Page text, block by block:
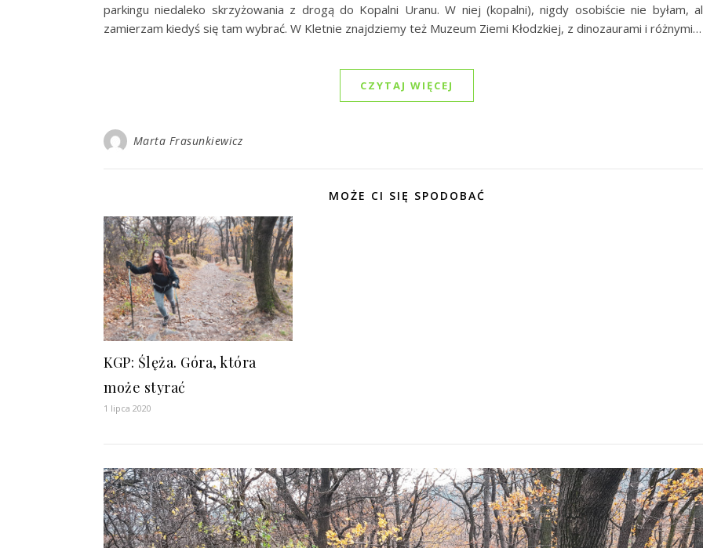
parkingu niedaleko skrzyżowania z drogą do Kopalni Uranu. W niej (kopalni), nigdy osobiście nie byłam,
zamierzam kiedyś się tam wybrać. W Kletnie znajdziemy też Muzeum Ziemi Kłodzkiej, z dinozaurami i różnymi…
CZYTAJ WIĘCEJ
Marta Frasunkiewicz
MOŻE CI SIĘ SPODOBAĆ
KGP: Ślęża. Góra, która
może styrać
1 lipca 2020